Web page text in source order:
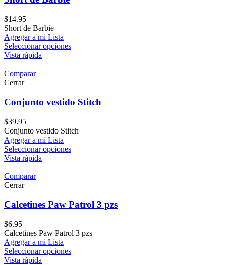
$14.95
Short de Barbie
Agregar a mi Lista
Seleccionar opciones
Vista rápida
Comparar
Cerrar
Conjunto vestido Stitch
$39.95
Conjunto vestido Stitch
Agregar a mi Lista
Seleccionar opciones
Vista rápida
Comparar
Cerrar
Calcetines Paw Patrol 3 pzs
$6.95
Calcetines Paw Patrol 3 pzs
Agregar a mi Lista
Seleccionar opciones
Vista rápida